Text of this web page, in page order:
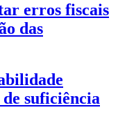
erros fiscais
das
suficiência